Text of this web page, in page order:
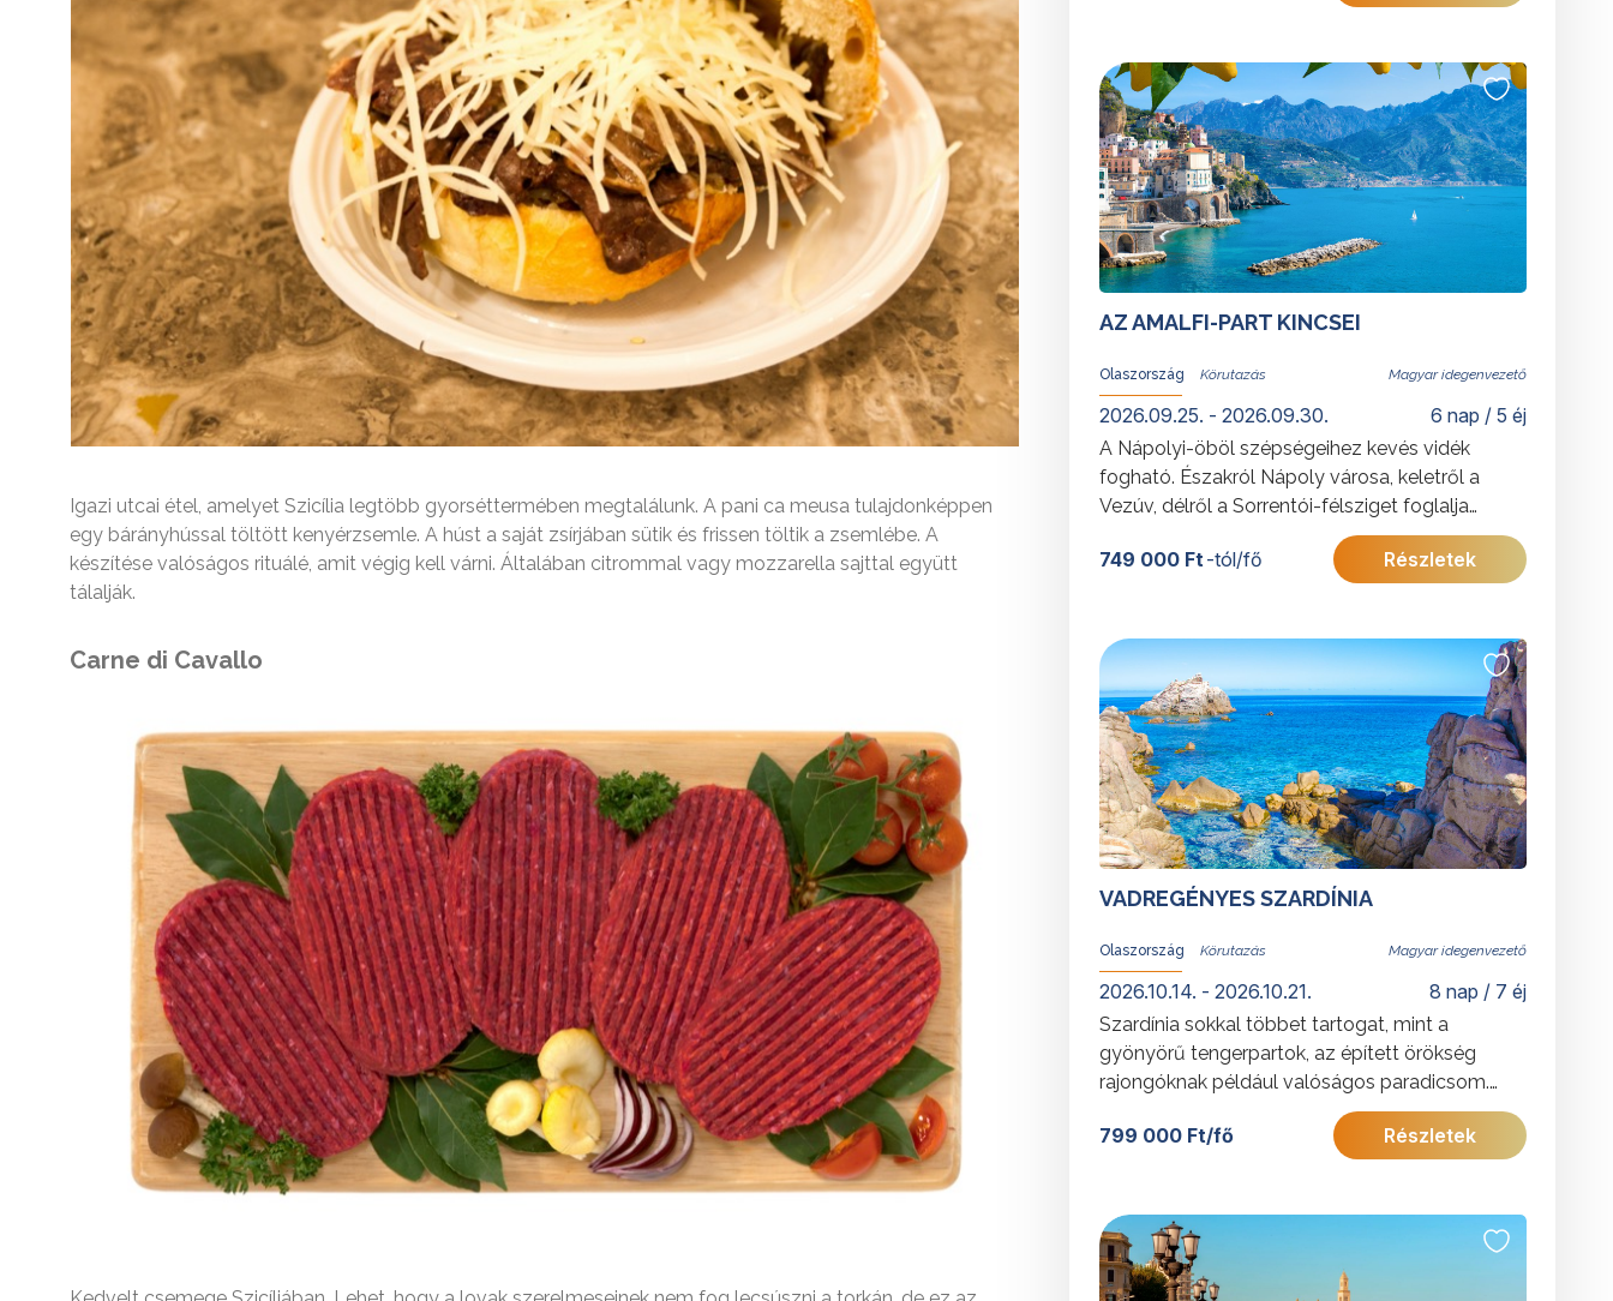
Igazi utcai étel, amelyet Szicília legtöbb gyorséttermében megtalálunk. A pani ca meusa tulajdonképpen
egy bárányhússal töltött kenyérzsemle. A húst a saját zsírjában sütik és frissen töltik a zsemlébe. A
készítése valóságos rituálé, amit végig kell várni. Általában citrommal vagy mozzarella sajttal együtt
tálalják.
Carne di Cavallo
AZ AMALFI-PART KINCSEI
Olaszország Magyar idegenvezető
2026.09.25. - 2026.09.30. 6 nap / 5 éj
A Nápolyi-öböl szépségeihez kevés vidék
fogható. Északról Nápoly városa, keletről a
Vezúv, délről a Sorrentói-félsziget foglalja
keretbe a meredek sziklákkal, pasztellszínű
városkákkal pettyezett partvidéket és a tenger
érzékszervre hat.
További érdekességekért Olaszországról
kattintson ide.
749 000 Ft-tól/fő Részletek
VADREGÉNYES SZARDÍNIA
Olaszország Magyar idegenvezető
2026.10.14. - 2026.10.21. 8 nap / 7 éj
Szardínia sokkal többet tartogat, mint a
gyönyörű tengerpartok, az épített örökség
rajongóknak például valóságos paradicsom.
Tartson velünk Szardínia legszebb részeire.
További érdekességekért Olaszországról
799 000 Ft/fő Részletek